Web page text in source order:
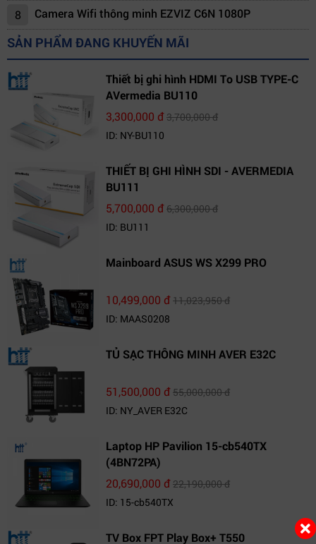
8
Camera Wifi thông minh EZVIZ C6N 1080P
SẢN PHẨM ĐANG KHUYẾN MÃI
Thiết bị ghi hình HDMI To USB TYPE-C
AVermedia BU110
3,300,000 đ3,700,000 đ
ID: NY-BU110
THIẾT BỊ GHI HÌNH SDI - AVERMEDIA
BU111
5,700,000 đ6,300,000 đ
ID: BU111
Mainboard ASUS WS X299 PRO
10,499,000 đ11,023,950 đ
ID: MAAS0208
TỦ SẠC THÔNG MINH AVER E32C
51,500,000 đ55,000,000 đ
ID: NY_AVER E32C
Laptop HP Pavilion 15-cb540TX
(4BN72PA)
20,690,000 đ22,190,000 đ
ID: 15-cb540TX
TV Box FPT Play Box+ T550